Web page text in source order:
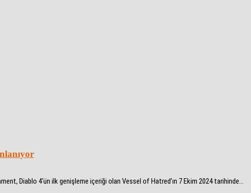
Diablo 4’ün ilk genişleme içeriği olan Vessel of Hatred’ın 7 Ekim 2024 tarihinde...